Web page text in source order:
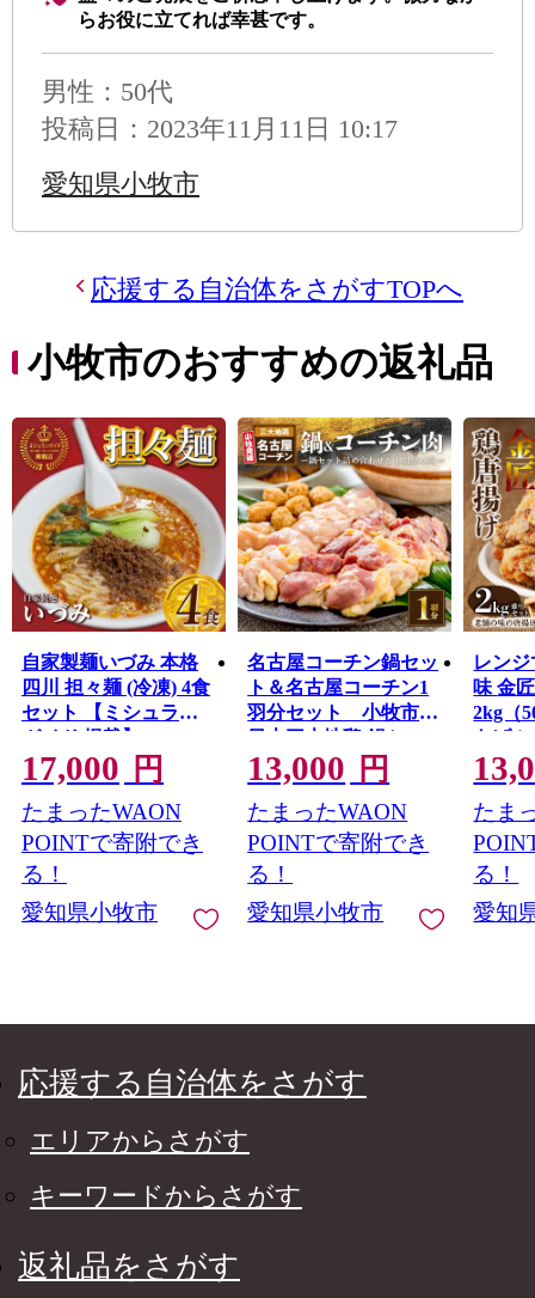
らお役に立てれば幸甚です。
男性 ：50代
投稿日：2023年11月11日 10:17
愛知県小牧市
応援する自治体をさがすTOPへ
小牧市のおすすめの返礼品
自家製麺いづみ 本格
四川 担々麺 (冷凍) 4食
セット 【ミシュラン
ガイド 掲載】
17,000 円
たまったWAON
POINTで寄附でき
る！
愛知県小牧市
名古屋コーチン鍋セッ
ト＆名古屋コーチン1
羽分セット 小牧市
日本三大地鶏 鍋セッ
ト 鶏肉 もも肉 むね肉
ササミ 肉団子 鍋料理
13,000 円
たまったWAON
POINTで寄附でき
る！
愛知県小牧市
レン
味 金匠・鶏唐揚げ
2kg（
あげ
済み
肉 旨
舗 加
簡単
解凍
食品
お取り
たま
る！
愛知
応援する自治体をさがす
エリアからさがす
キーワードからさがす
返礼品をさがす